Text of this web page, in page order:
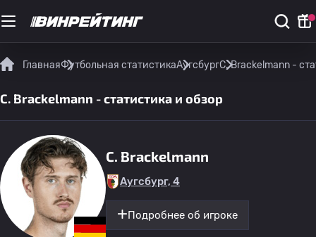
ГлавнаяФутбольная статистикаАугсбургC. Brackelmann -
C. Brackelmann - статистика и обзор
C. Brackelmann
Аугсбург, 4
Подробнее об игроке